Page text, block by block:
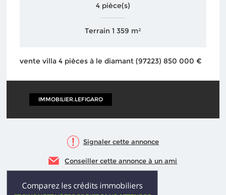
4 pièce(s)
Terrain 1 359 m²
vente villa 4 pièces à le diamant (97223) 850 000 €
IMMOBILIER.LEFIGARO
Signaler cette annonce
Conseiller cette annonce à un ami